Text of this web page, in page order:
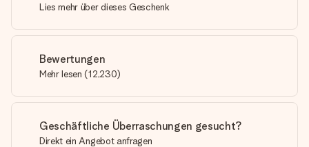
Lies mehr über dieses Geschenk
Bewertungen
Mehr lesen (12,230)
Geschäftliche Überraschungen gesucht?
Direkt ein Angebot anfragen